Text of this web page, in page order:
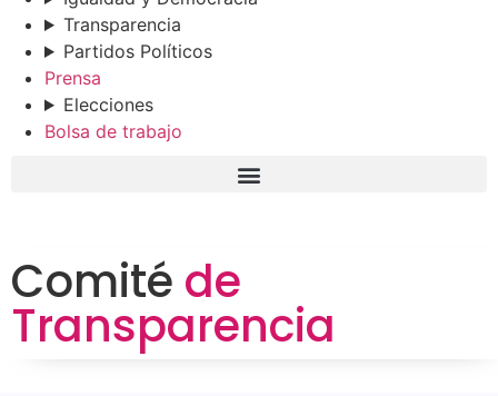
Transparencia
Partidos Políticos
Prensa
Elecciones
Bolsa de trabajo
Comité de
Transparencia